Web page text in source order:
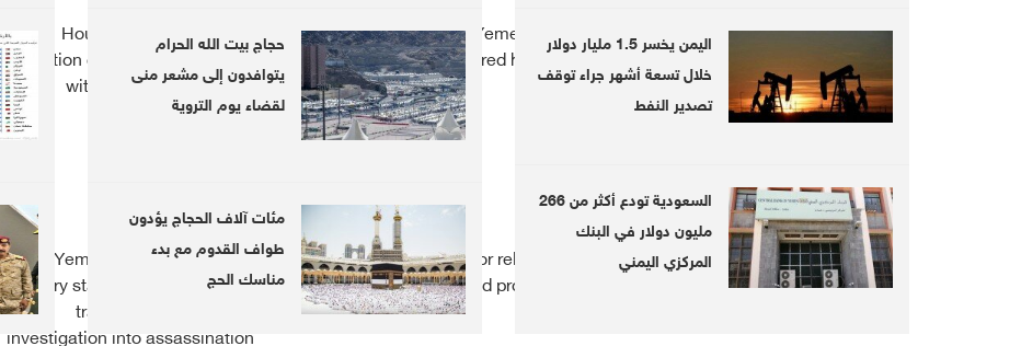
Yemeni PM orders military,
security salaries payment in
liberated areas
ISESCO lists three Yemeni sites
as endangered heritage
Houthi leader: A political
solution cannot be negotiated
without halting coalition
operations
Read Also
Five children killed, one injured,
military mobilization in Yemen's
Rouhani calls for release of
innocent, unarmed protesters
Yemen: Military and party
obituary statements demanding
transparent and urgent
investigation into assassination
اليمن يخسر 1.5 مليار دولار
خلال تسعة أشهر جراء توقف
تصدير النفط
السعودية تودع أكثر من 266
مليون دولار في البنك
المركزي اليمني
حجاج بيت الله الحرام
يتوافدون إلى مشعر منى
لقضاء يوم التروية
مئات آلاف الحجاج يؤدون
طواف القدوم مع بدء
مناسك الحج